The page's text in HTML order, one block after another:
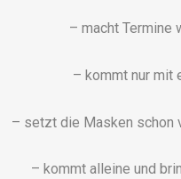
– macht Termine
– kommt nur mit
– setzt die Masken schon
– kommt alleine und